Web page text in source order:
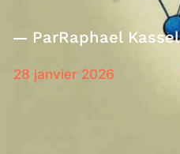
ParRaphael Kassel
28 janvier 2026